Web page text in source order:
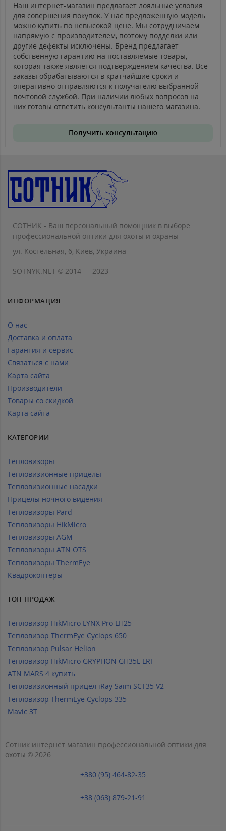
Наш интернет-магазин предлагает лояльные условия
для совершения покупок. У нас предложенную модель
можно купить по невысокой цене. Мы сотрудничаем
напрямую с производителем, поэтому подделки или
другие дефекты исключены. Бренд предлагает
собственную гарантию на поставляемые товары,
которая также является подтверждением качества. Все
заказы обрабатываются в кратчайшие сроки и
оперативно отправляются к получателю выбранной
почтовой службой. При наличии любых вопросов на
них готовы ответить консультанты нашего магазина.
Получить консультацию
СОТНИК - Ваш персональный помощник в выборе
профессиональной оптики для охоты и охраны
ул. Костельная, 6, Киев, Украина
SOTNYK.NET © 2014 — 2023
ИНФОРМАЦИЯ
О нас
Доставка и оплата
Гарантия и сервис
Связаться с нами
Карта сайта
Производители
Товары со скидкой
Карта сайта
КАТЕГОРИИ
Тепловизоры
Тепловизионные прицелы
Тепловизионные насадки
Прицелы ночного видения
Тепловизоры Pard
Тепловизоры HikMicro
Тепловизоры AGM
Тепловизоры ATN OTS
Тепловизоры ThermEye
Квадрокоптеры
ТОП ПРОДАЖ
Тепловизор HikMicro LYNX Pro LH25
Тепловизор ThermEye Cyclops 650
Тепловизор Pulsar Helion
Тепловизор HikMicro GRYPHON GH35L LRF
ATN MARS 4 купить
Тепловизионный прицел iRay Saim SCT35 V2
Тепловизор ThermEye Cyclops 335
Mavic 3T
Сотник интернет магазин профессиональной оптики для
охоты © 2026
+380 (95) 464-82-35
+38 (063) 879-21-91